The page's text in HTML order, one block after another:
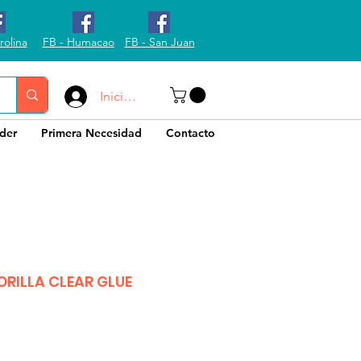
FB - Humacao FB - San Juan
Iniciar sesión
Primera Necesidad Contacto
CLEAR GLUE